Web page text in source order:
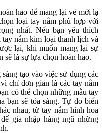
hảo để mang lại vẻ mới lạ
loại tay nắm phù hợp với
nhất. Nếu bạn yêu thích
tay nắm kim loại thanh lịch và
lại, khi muốn mang lại sự
sẽ là sự lựa chọn hoàn hảo.
tạo vào việc sử dụng các
chỉ đơn giản là các tay nắm
có thể chọn những mẫu tay
bạn sẽ tỏa sáng. Tự do biến
nhau, từ tay nắm hình hoa
gia nhập hàng ngũ những